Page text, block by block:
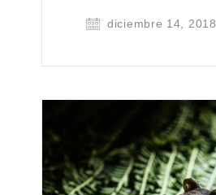
diciembre 14, 2018